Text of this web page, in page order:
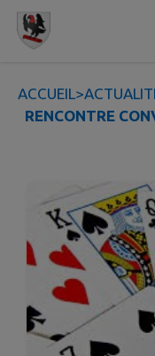
Contenu
ACCUEIL>
RENCONTRE